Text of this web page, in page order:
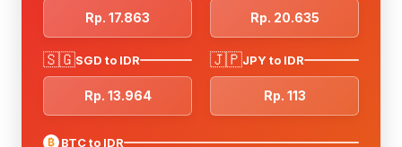
Rp. 17.863 Rp. 20.635
🇸🇬SGD to IDR
Rp. 13.964
🇯🇵JPY to IDR
Rp. 113
₿ BTC to IDR